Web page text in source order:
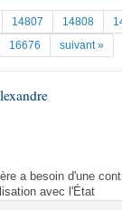
14807 14808
16676 suivant »
a besoin d'une
avec l'État